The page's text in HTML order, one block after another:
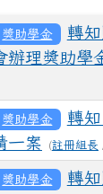
獎助學金
轉
辦理獎助學
獎助學金
轉
一案
(註冊組長
獎助學金
轉